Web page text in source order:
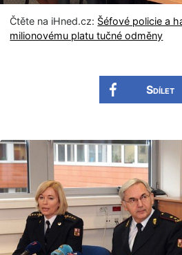
Čtěte na iHned.cz: Šéfové policie a
milionovému platu tučné odměny
Sdílet